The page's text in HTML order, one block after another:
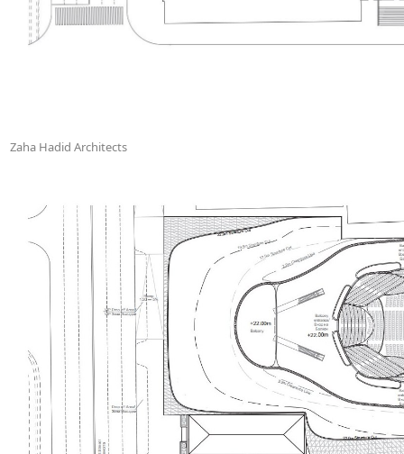
Zaha Hadid Architects